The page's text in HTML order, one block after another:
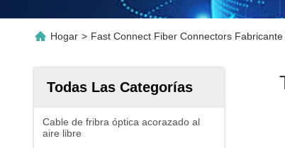
Hogar > Fast Connect Fiber Connectors
Todas Las Categorías
Cable de fribra óptica acorazado al
aire libre